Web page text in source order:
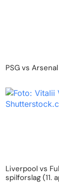
PSG vs
Liverpool vs
spilforslag (11.